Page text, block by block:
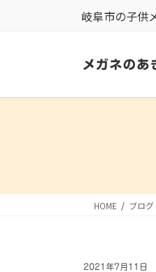
岐阜市の子供
HOME ブログ
2021年7月11日